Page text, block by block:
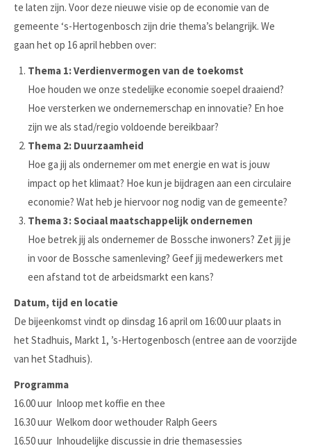
te laten zijn. Voor deze nieuwe visie op de economie van de
gemeente ‘s-Hertogenbosch zijn drie thema’s belangrijk. We
gaan het op 16 april hebben over:
Thema 1: Verdienvermogen van de toekomst
Hoe houden we onze stedelijke economie soepel draaiend?
Hoe versterken we ondernemerschap en innovatie? En hoe
zijn we als stad/regio voldoende bereikbaar?
Thema 2: Duurzaamheid
Hoe ga jij als ondernemer om met energie en wat is jouw
impact op het klimaat? Hoe kun je bijdragen aan een circulaire
economie? Wat heb je hiervoor nog nodig van de gemeente?
Thema 3: Sociaal maatschappelijk ondernemen
Hoe betrek jij als ondernemer de Bossche inwoners? Zet jij je
in voor de Bossche samenleving? Geef jij medewerkers met
een afstand tot de arbeidsmarkt een kans?
Datum, tijd en locatie
De bijeenkomst vindt op dinsdag 16 april om 16:00 uur plaats in
het Stadhuis, Markt 1, ’s-Hertogenbosch (entree aan de voorzijde
van het Stadhuis).
Programma
16.00 uur Inloop met koffie en thee
16.30 uur Welkom door wethouder Ralph Geers
16.50 uur Inhoudelijke discussie in drie themasessies